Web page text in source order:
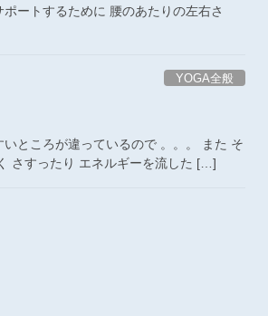
ートするために 腰のあたりの左右さ
YOGA全般
ところが違っているので 。。。 また そ
さすったり エネルギーを流した […]